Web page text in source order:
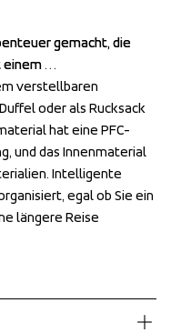
gemacht, die
einem
verstellbaren
oder als Rucksack
hat eine PFC-
und das Innenmaterial
Intelligente
egal ob Sie ein
längere Reise
gemacht, die
einem
verstellbaren
oder als Rucksack
hat eine PFC-
und das Innenmaterial
Intelligente
egal ob Sie ein
längere Reise